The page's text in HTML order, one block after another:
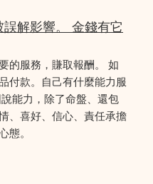
解影響。 金錢有它
的服務，賺取報酬。 如
付款。自己有什麼能力服
能力，除了命盤、還包
、喜好、信心、責任承擔
態。